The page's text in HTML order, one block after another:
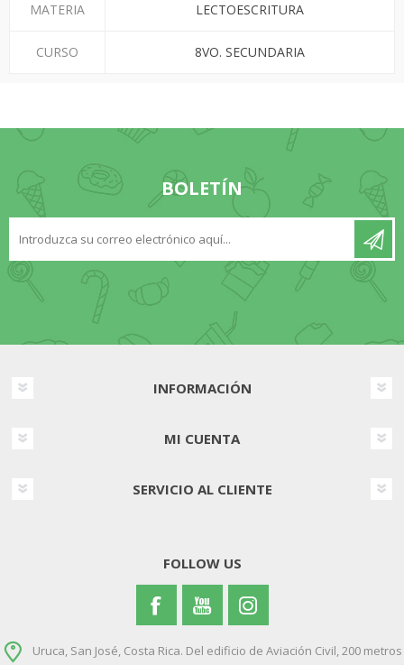
MATERIA LECTOESCRITURA
CURSO 8VO. SECUNDARIA
BOLETÍN
INFORMACIÓN
MI CUENTA
SERVICIO AL CLIENTE
FOLLOW US
Uruca, San José, Costa Rica. Del edificio de Aviación Civil, 200 metros